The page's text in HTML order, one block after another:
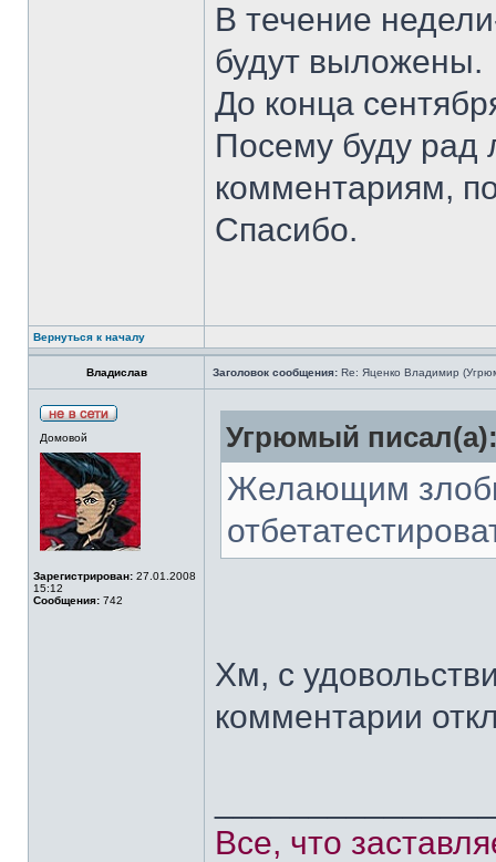
В течение
будут выложены.
До конца
Посему буду
комментариям,
Спасибо.
Вернуться к началу
Владислав Заголовок сообщения: Re: Яценко Владимир
Домовой
Зарегистрирован: 27.01.2008
15:12
Сообщения: 742
Угрюмый
Желающим
Хм, с
комментарии
Все, что